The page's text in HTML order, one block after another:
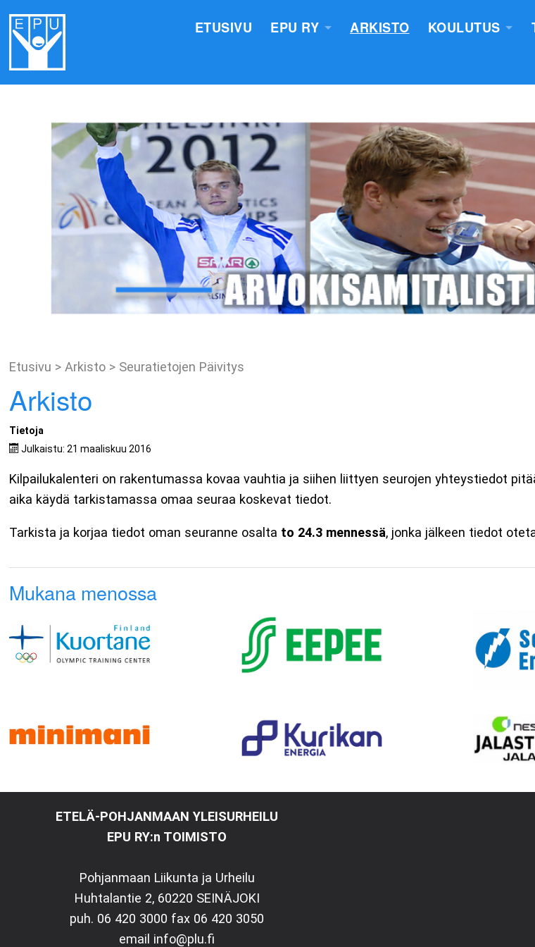
ETUSIVU
EPU RY
VALIOKUNNAT JA TIIMIT
TOIMINTASUUNNITELMA
ARVOMERKKIEN ANOMINEN
EPU:N SÄÄNNÖT
SUOMI100V - EPN YU
TOIMINTAKERTOMUKSET
EPU:N PÖYTÄSTANDAARIN SAANEET
KIRJAUTUMINEN
ARKISTO
KOULUTUS
LASTEN
PIIRILEIRITYS
Etusivu > Arkisto > Seuratietojen Päivitys
Arkisto
Tietoja
Julkaistu: 21 maaliskuu 2016
Kilpailukalenteri on rakentumassa kovaa vauhtia ja siihen liittyen seurojen yhteystiedot
aika käydä tarkistamassa omaa seuraa koskevat tiedot.
Tarkista ja korjaa tiedot oman seuranne osalta to 24.3 mennessä, jonka jälkeen tiedot
Mukana menossa
ETELÄ-POHJANMAAN YLEISURHEILU
EPU RY:n TOIMISTO
Pohjanmaan Liikunta ja Urheilu
Huhtalantie 2, 60220 SEINÄJOKI
puh. 06 420 3000 fax 06 420 3050
email info@plu.fi